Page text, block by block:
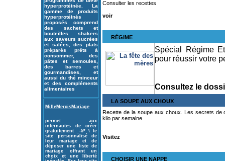
hyperprotéinée. La
gamme de produits
hyperprotéinés
proposés comprend
des sachets et
bouteilles shakers
aux saveurs sucrées
et salées, des plats
préparés prêts à
consommer, des
pâtes et semoules,
des barres et
gourmandises, et
aussi du thé minceur
et des compléments
alimentaires
MilleMercisMariage
permet aux
internautes de créer
gratuitement _-5* \ le
site personnalisé de
leur mariage et de
déposer une liste de
mariage offrant un
choix et une liberté
Consulter les recettes
voir
RÉGIME
Spécial Régime
pour réussir votre
Consultez le
LA SOUPE AUX CHOUX
Recette de la soupe aux choux. Les secrets de
kilo par semaine.
Visitez
CHOISIR UNE NAPPE